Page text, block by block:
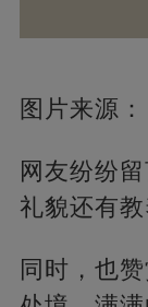
图片来源
网友纷纷
礼貌还有教
同时，也